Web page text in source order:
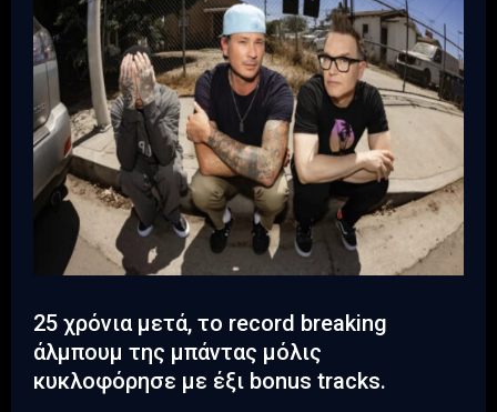
25 χρόνια μετά, το record breaking
άλμπουμ της μπάντας μόλις
κυκλοφόρησε με έξι bonus tracks.